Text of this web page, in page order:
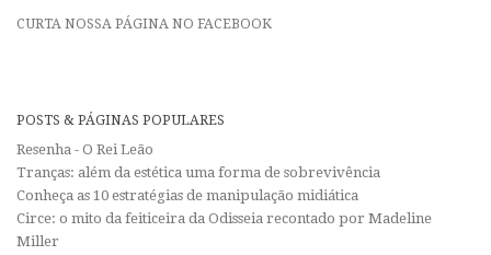
CURTA NOSSA PÁGINA NO FACEBOOK
POSTS & PÁGINAS POPULARES
Resenha - O Rei Leão
Tranças: além da estética uma forma de sobrevivência
Conheça as 10 estratégias de manipulação midiática
Circe: o mito da feiticeira da Odisseia recontado por Madeline
Miller